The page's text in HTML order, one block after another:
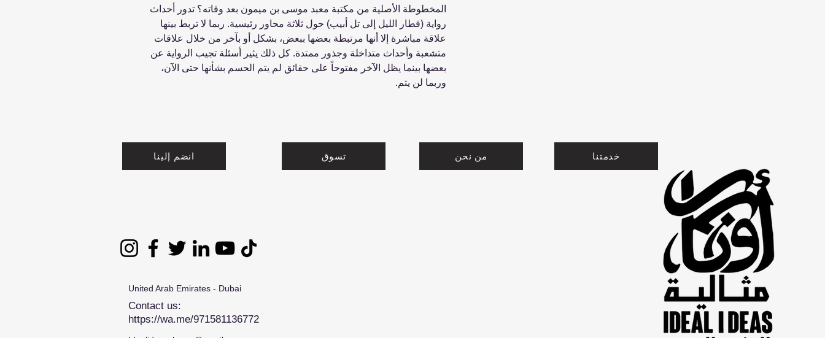
المخطوطة الأصلية من مكتبة معبد موسى بن ميمون بعد وفاته؟ تدور أحداث
رواية (قطار الليل إلى تل أبيب) حول ثلاثة محاور رئيسية. ربما لا تربط بينها
علاقة مباشرة إلا أنها مرتبطة بعضها ببعض، بشكل أو بآخر من خلال علاقات
متشعبة وأحداث متداخلة وجذور ممتدة. كل ذلك يثير أسئلة تجيب الرواية عن
بعضها بينما يظل الآخر مفتوحاً على حقائق لم يتم الحسم بشأنها حتى الآن،
وربما لن يتم.
انضم إلينا تسوق من نحن خدمتنا
United Arab Emirates - Dubai
Contact us:
https://wa.me/971581136772